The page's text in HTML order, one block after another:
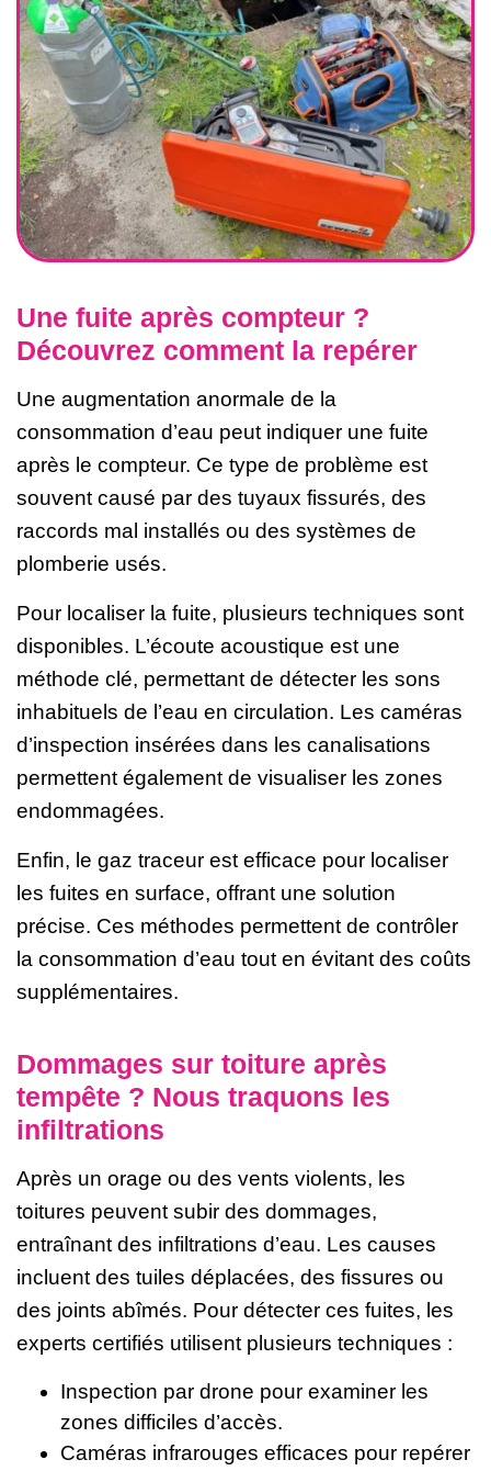
Une fuite après compteur ?
Découvrez comment la repérer
Une augmentation anormale de la
consommation d’eau peut indiquer une fuite
après le compteur. Ce type de problème est
souvent causé par des tuyaux fissurés, des
raccords mal installés ou des systèmes de
plomberie usés.
Pour localiser la fuite, plusieurs techniques sont
disponibles. L’écoute acoustique est une
méthode clé, permettant de détecter les sons
inhabituels de l’eau en circulation. Les caméras
d’inspection insérées dans les canalisations
permettent également de visualiser les zones
endommagées.
Enfin, le gaz traceur est efficace pour localiser
les fuites en surface, offrant une solution
précise. Ces méthodes permettent de contrôler
la consommation d’eau tout en évitant des coûts
supplémentaires.
Dommages sur toiture après
tempête ? Nous traquons les
infiltrations
Après un orage ou des vents violents, les
toitures peuvent subir des dommages,
entraînant des infiltrations d’eau. Les causes
incluent des tuiles déplacées, des fissures ou
des joints abîmés. Pour détecter ces fuites, les
experts certifiés utilisent plusieurs techniques :
Inspection par drone pour examiner les
zones difficiles d’accès.
Caméras infrarouges efficaces pour repérer